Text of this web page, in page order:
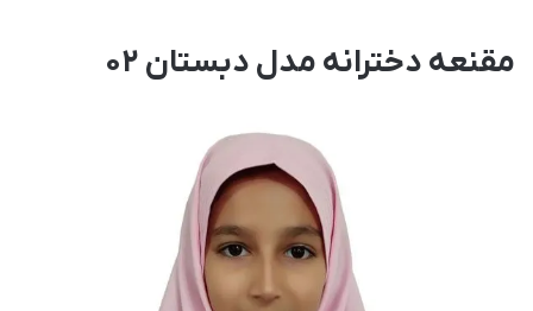
مقنعه دخترانه مدل دبستان 02